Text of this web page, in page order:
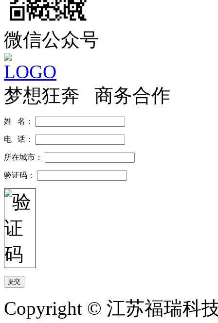
微信公众号
梦想狂奔 商务合作
姓 名：
电 话：
所在城市：
验证码：
Copyright © 江苏福瑞科